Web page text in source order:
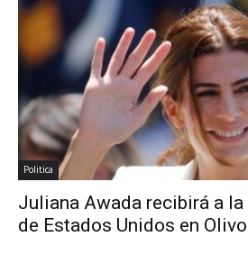
Politica
Juliana Awada recibirá a
de Estados Unidos en